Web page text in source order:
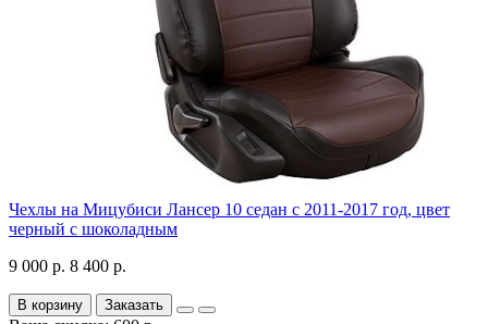
Чехлы на Мицубиси Лансер 10 седан с 2011-2017 год, цвет
черный с шоколадным
9 000 р. 8 400 р.
В корзину Заказать